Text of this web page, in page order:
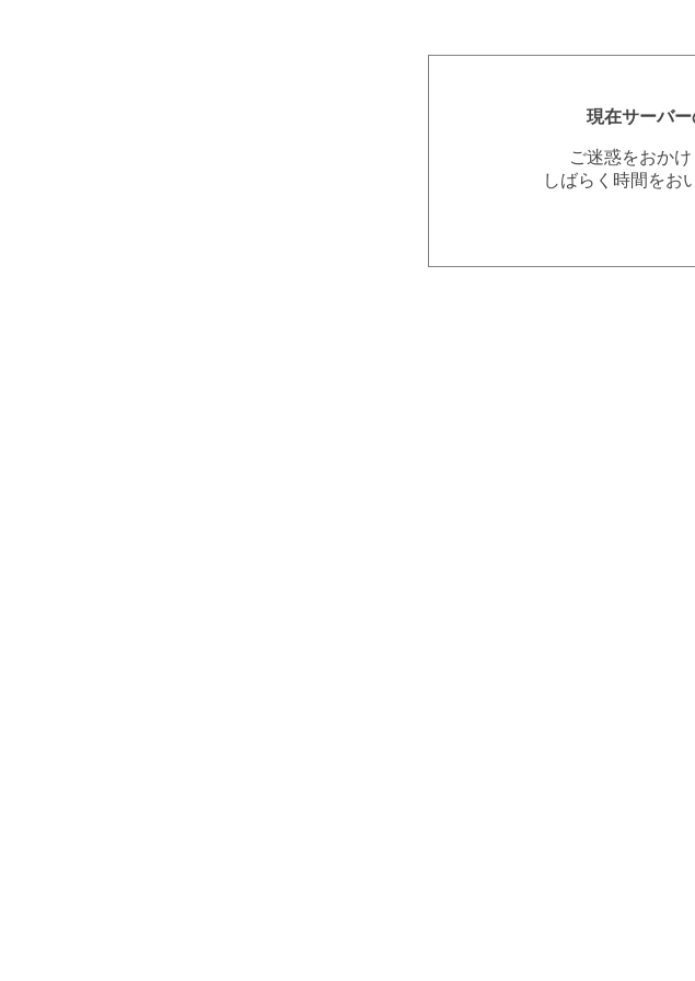
現在サーバー
ご迷惑をおか
しばらく時間をお